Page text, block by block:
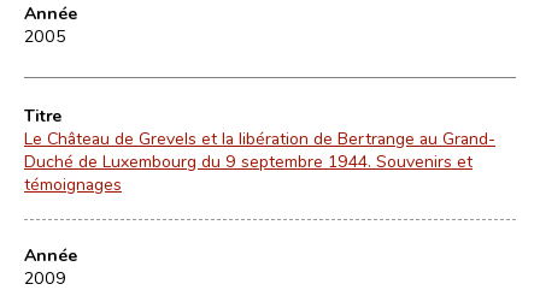
Année
2005
Titre
Le Château de Grevels et la libération de Bertrange au Grand-
Duché de Luxembourg du 9 septembre 1944. Souvenirs et
témoignages
Année
2009